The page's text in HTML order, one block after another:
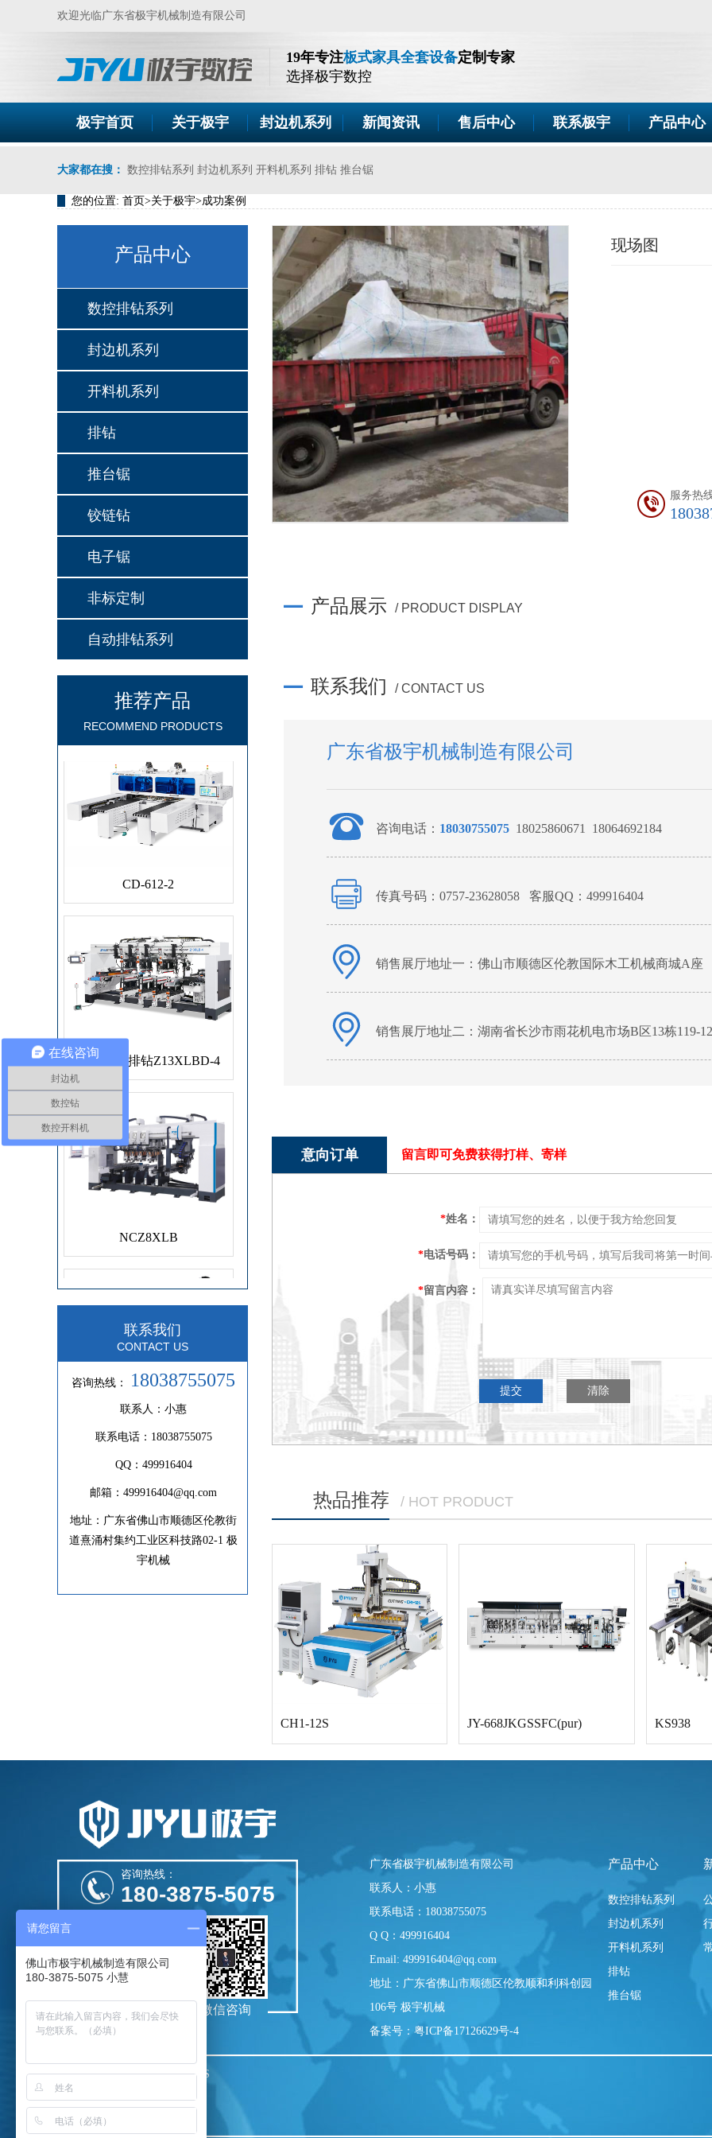
欢迎光临广东省极宇机械制造有限公司
19年专注板式家具全套设备定制专家
选择极宇数控
极宇首页 关于极宇 封边机系列 新闻资讯 售后中心 联系极宇 产品中心
大家都在搜： 数控排钻系列 封边机系列 开料机系列 排钻 推台锯
您的位置: 首页>关于极宇>成功案例
产品中心
数控排钻系列
封边机系列
开料机系列
排钻
推台锯
铰链钻
电子锯
非标定制
自动排钻系列
推荐产品
RECOMMEND PRODUCTS
CH1-12S
JY-668JKGSSFC(pur)
自动五面排钻Z13XLBD-4
CH1-12
CH1-12S
联系我们
CONTACT US
咨询热线： 18038755075
联系人：小惠
联系电话：18038755075
QQ：499916404
邮箱： 499916404@qq.com
地址：广东省佛山市顺德区伦教街
道熹涌村集约工业区科技路02-1 极
宇机械
现场图
服务热
产品展示 / PRODUCT DISPLAY
联系我们 / CONTACT US
广东省极宇机械制造有限公司
咨询电话： 18030755075 18025860671 18064692184
传真号码：0757-23628058 客服QQ：499916404
销售展厅地址一：佛山市顺德区伦教国际木工机械商城A座
销售展厅地址二：湖南省长沙市雨花机电市场B区13栋119-
意向订单 留言即可免费获得打样、寄样
*姓名：
*电话号码：
*留言内容：
热品推荐 / HOT PRODUCT
CH1-12S JY-668JKGSSFC(pur) KS938
咨询热线：
180-3875-5075
扫描关注我们 微信咨询
广东省极宇机械制造有限公司
联系人：小惠
联系电话：18038755075
Q Q：499916404
Email: 499916404@qq.com
地址：广东省佛山市顺德区伦教顺和利科创园
106号 极宇机械
备案号：粤ICP备17126629号-4
产品中心
数控排钻系列
封边机系列
开料机系列
排钻
推台锯
PbootCMS
在线咨询
封边机
数控钻
数控开料机
请您留言
佛山市极宇机械制造有限公司
180-3875-5075 小慧